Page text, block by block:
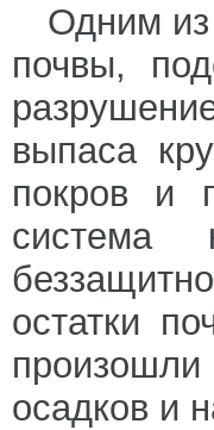
Одним
почвы,
выпаса
покров и
система
остатки
осадков и